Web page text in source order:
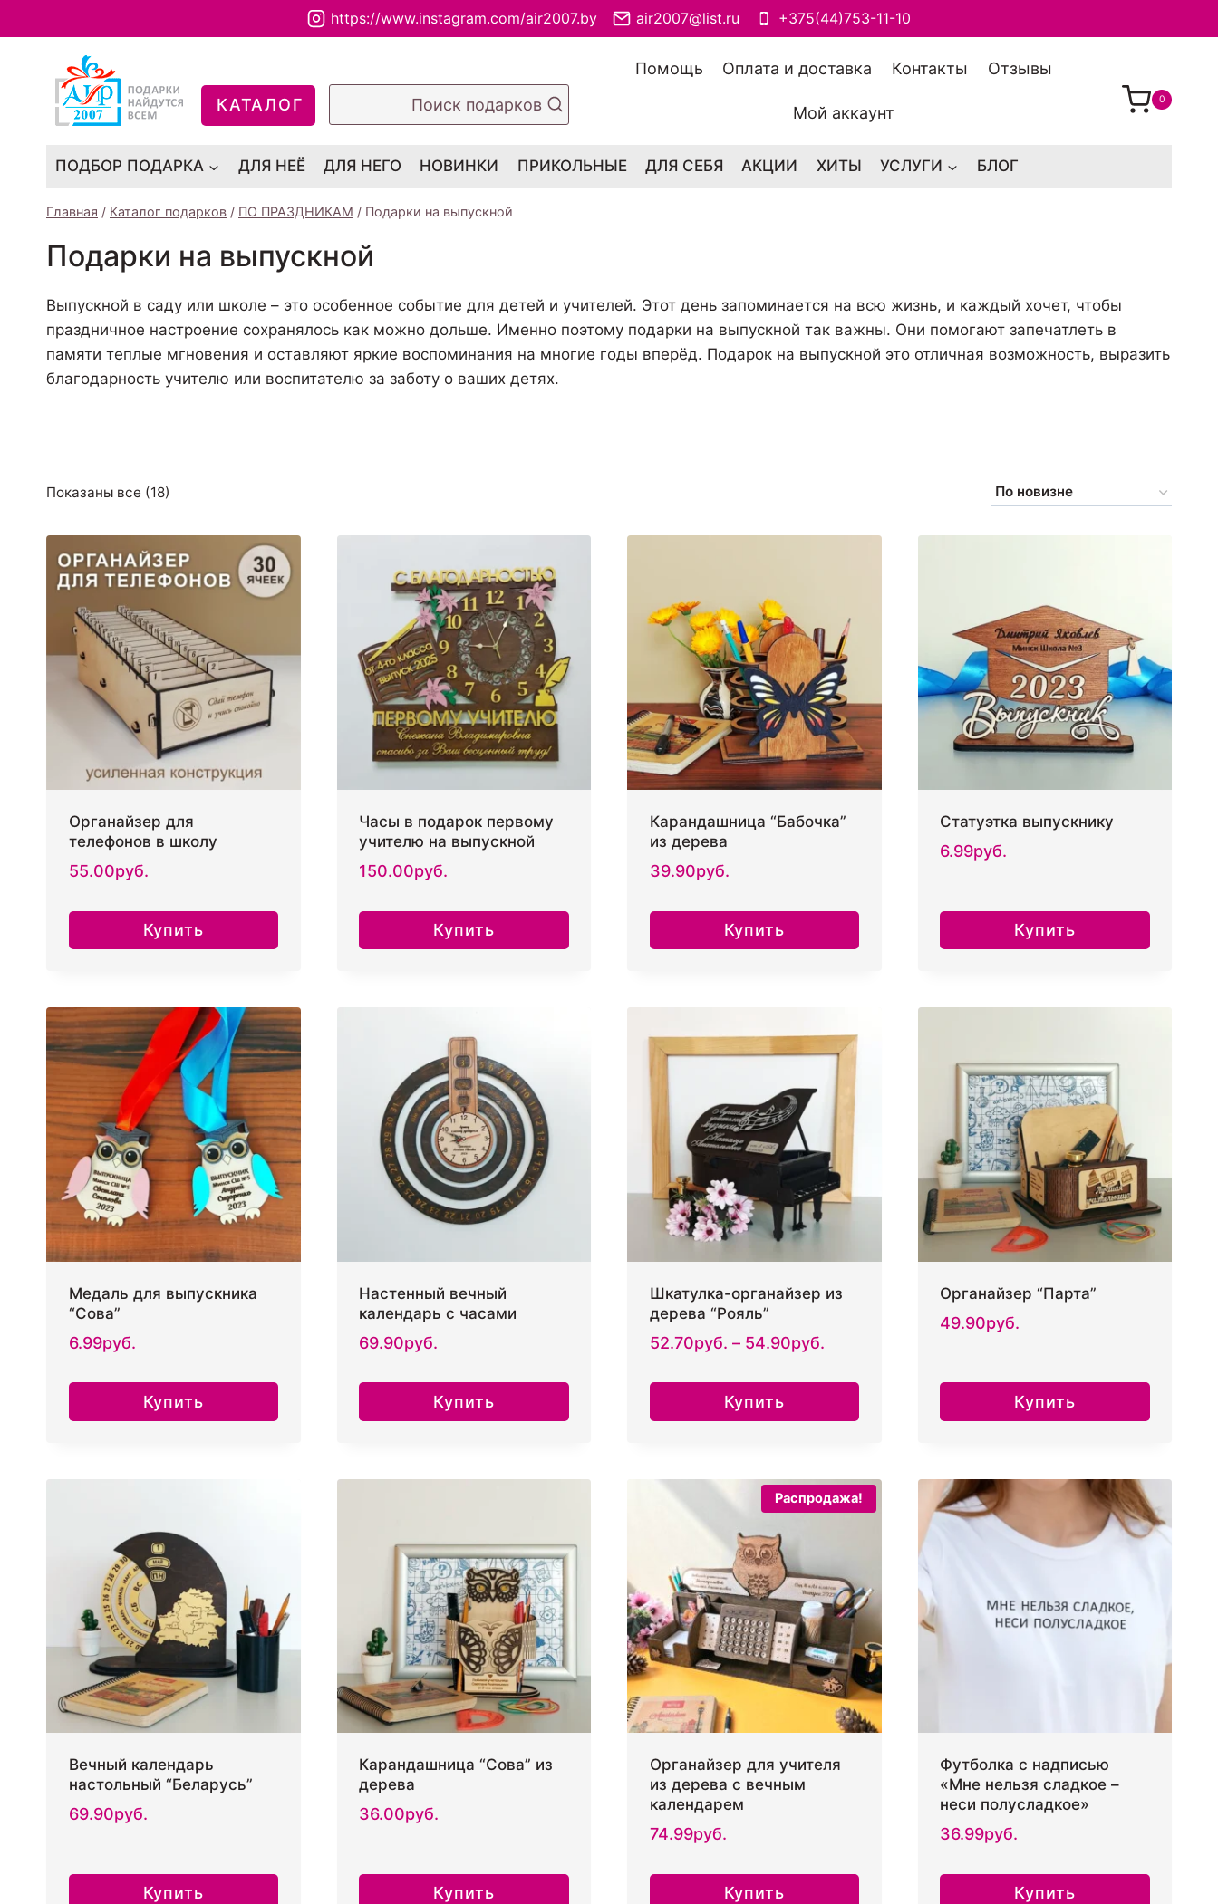
к
содержимому
https://www.instagram.com/air2007.by air2007@list.ru +375(44)753-11-10
КАТАЛОГ Поиск подарков
Помощь Оплата и доставка Контакты Отзывы
Мой аккаунт
0
ПОДБОР ПОДАРКА ДЛЯ НЕЁ ДЛЯ НЕГО НОВИНКИ ПРИКОЛЬНЫЕ ДЛЯ СЕБЯ АКЦИИ ХИТЫ УСЛУГИ БЛОГ
Главная / Каталог подарков / ПО ПРАЗДНИКАМ / Подарки на выпускной
Подарки на выпускной
Выпускной в саду или школе – это особенное событие для детей и учителей. Этот день запоминается на всю жизнь, и каждый хочет, чтобы
праздничное настроение сохранялось как можно дольше. Именно поэтому подарки на выпускной так важны. Они помогают запечатлеть в
памяти теплые мгновения и оставляют яркие воспоминания на многие годы вперёд. Подарок на выпускной это отличная возможность, выразить
благодарность учителю или воспитателю за заботу о ваших детях.
Показаны все (18)
Органайзер для
телефонов в школу
55.00руб.
Купить
Часы в подарок первому
учителю на выпускной
150.00руб.
Купить
Карандашница “Бабочка”
из дерева
39.90руб.
Купить
Статуэтка выпускнику
6.99руб.
Купить
Медаль для выпускника
“Сова”
6.99руб.
Купить
Настенный вечный
календарь с часами
69.90руб.
Купить
Шкатулка-органайзер из
дерева “Рояль”
52.70руб. – 54.90руб.
52.70руб.
–
Купить
имеет
несколько
вариаций.
можно
выбрать
на
странице
товара.
Органайзер “Парта”
49.90руб.
Купить
Вечный календарь
настольный “Беларусь”
69.90руб.
Купить
Карандашница “Сова” из
дерева
36.00руб.
Купить
Распродажа!
Органайзер для учителя
из дерева с вечным
календарем
74.99руб.
Купить
Футболка с надписью
«Мне нельзя сладкое –
неси полусладкое»
36.99руб.
Купить